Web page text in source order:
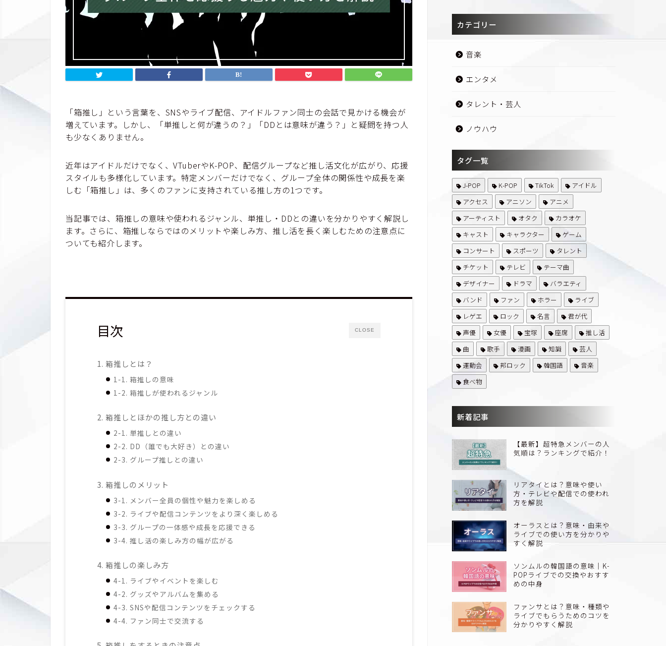
「箱推し」という言葉を、SNSやライブ配信、アイドルファン同士の会話で見かける機会が
増えています。しかし、「単推しと何が違うの？」「DDとは意味が違う？」と疑問を持つ人
も少なくありません。
近年はアイドルだけでなく、VTuberやK-POP、配信グループなど推し活文化が広がり、応援
スタイルも多様化しています。特定メンバーだけでなく、グループ全体の関係性や成長を楽
しむ「箱推し」は、多くのファンに支持されている推し方の1つです。
当記事では、箱推しの意味や使われるジャンル、単推し・DDとの違いを分かりやすく解説し
ます。さらに、箱推しならではのメリットや楽しみ方、推し活を長く楽しむための注意点に
ついても紹介します。
CLOSE
目次
1. 箱推しとは？
1-1. 箱推しの意味
1-2. 箱推しが使われるジャンル
2. 箱推しとほかの推し方との違い
2-1. 単推しとの違い
2-2. DD（誰でも大好き）との違い
2-3. グループ推しとの違い
3. 箱推しのメリット
3-1. メンバー全員の個性や魅力を楽しめる
3-2. ライブや配信コンテンツをより深く楽しめる
3-3. グループの一体感や成長を応援できる
3-4. 推し活の楽しみ方の幅が広がる
4. 箱推しの楽しみ方
4-1. ライブやイベントを楽しむ
4-2. グッズやアルバムを集める
4-3. SNSや配信コンテンツをチェックする
4-4. ファン同士で交流する
カテゴリー
音楽
エンタメ
タレント・芸人
ノウハウ
タグ一覧
J-POP K-POP TikTok
アイドル
アクセス
アニソン
アニメ
アーティスト
オタク
カラオケ
キャスト
キャラクター
ゲーム
コンサート
スポーツ
タレント
チケット
テレビ
テーマ曲
デザイナー
ドラマ
バラエティ
バンド
ファン ホラー
ライブ
レゲエ
ロック 名言
君が代
声優
女優 宝塚 座席
推し活
曲
歌手 漫画 知識
芸人
運動会
邦ロック 韓国語
音楽
食べ物
新着記事
【最新】超特急メンバーの人
気順は？ランキングで紹介！
リアタイとは？意味や使い
方・テレビや配信での使われ
方を解説
オーラスとは？意味・由来や
ライブでの使い方を分かりや
すく解説
ソンムルの韓国語の意味｜K-
POPライブでの交換やおすす
めの中身
ファンサとは？意味・種類や
ライブでもらうためのコツを
分かりやすく解説